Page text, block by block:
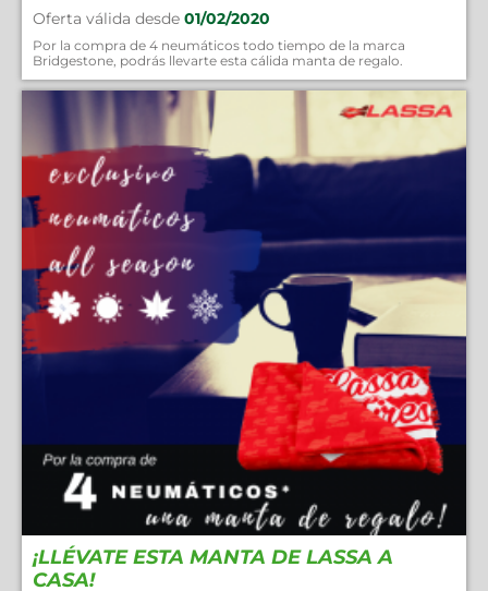
Oferta válida desde 01/02/2020
Por la compra de 4 neumáticos todo tiempo de la marca
Bridgestone, podrás llevarte esta cálida manta de regalo.
¡LLÉVATE ESTA MANTA DE LASSA A
CASA!